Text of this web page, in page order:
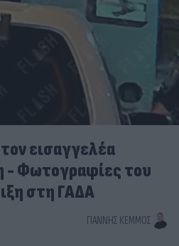
εισαγγελέα
- Φωτογραφίες του
στη ΓΑΔΑ
ΓΙΆΝΝΗΣ ΚΈΜΜΟΣ